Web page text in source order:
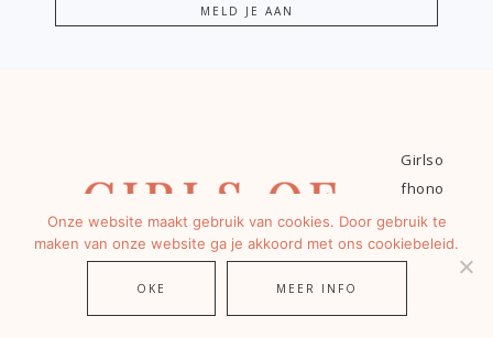
Girlso
fhono
ur.nl is
de
Onze website maakt gebruik van cookies. Door gebruik te
maken van onze website ga je akkoord met ons cookiebeleid.
OKE MEER INFO